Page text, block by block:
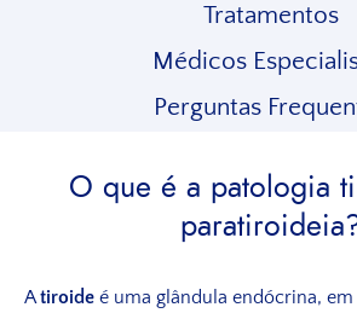
Tratamentos
Médicos
Perguntas
O que é a patologia
Atiroide é uma glândula endócrina,